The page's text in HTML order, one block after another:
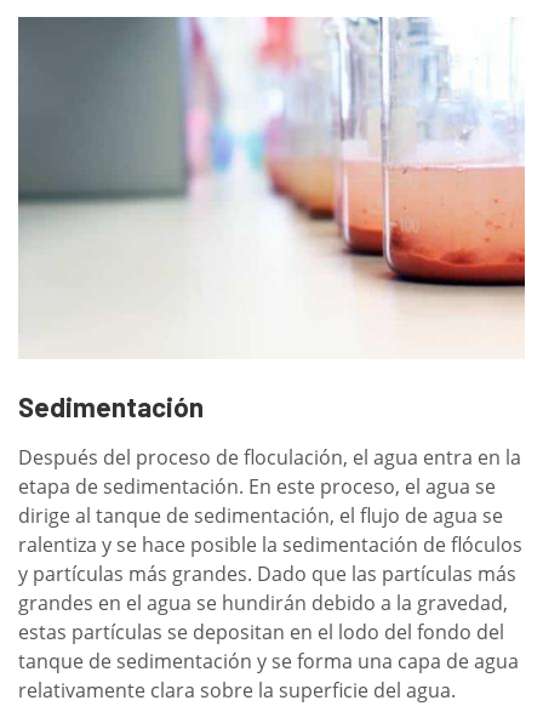
Sedimentación
Después del proceso de floculación, el agua entra en la
etapa de sedimentación. En este proceso, el agua se
dirige al tanque de sedimentación, el flujo de agua se
ralentiza y se hace posible la sedimentación de flóculos
y partículas más grandes. Dado que las partículas más
grandes en el agua se hundirán debido a la gravedad,
estas partículas se depositan en el lodo del fondo del
tanque de sedimentación y se forma una capa de agua
relativamente clara sobre la superficie del agua.